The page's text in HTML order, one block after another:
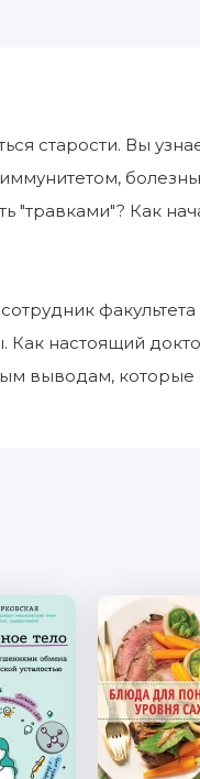
старости. Вы
Как
настоящий
выводам, которые